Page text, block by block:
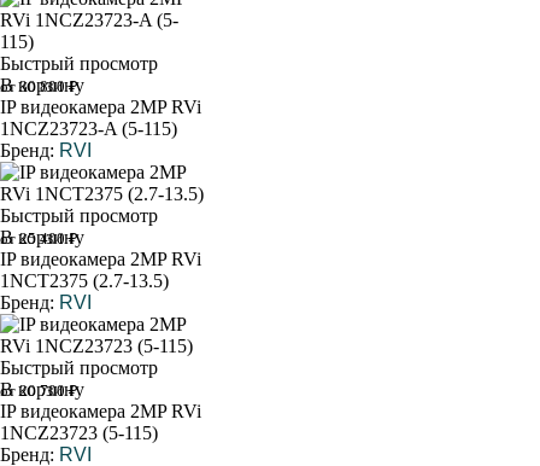
Быстрый просмотр
В корзину
от 30 800 ₽
IP видеокамера 2MP RVi
1NCZ23723-A (5-115)
Бренд: RVI
Быстрый просмотр
В корзину
от 25 400 ₽
IP видеокамера 2MP RVi
1NCT2375 (2.7-13.5)
Бренд: RVI
Быстрый просмотр
В корзину
от 20 700 ₽
IP видеокамера 2MP RVi
1NCZ23723 (5-115)
Бренд: RVI